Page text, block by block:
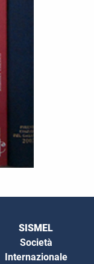
SISMEL
Società
Internazionale